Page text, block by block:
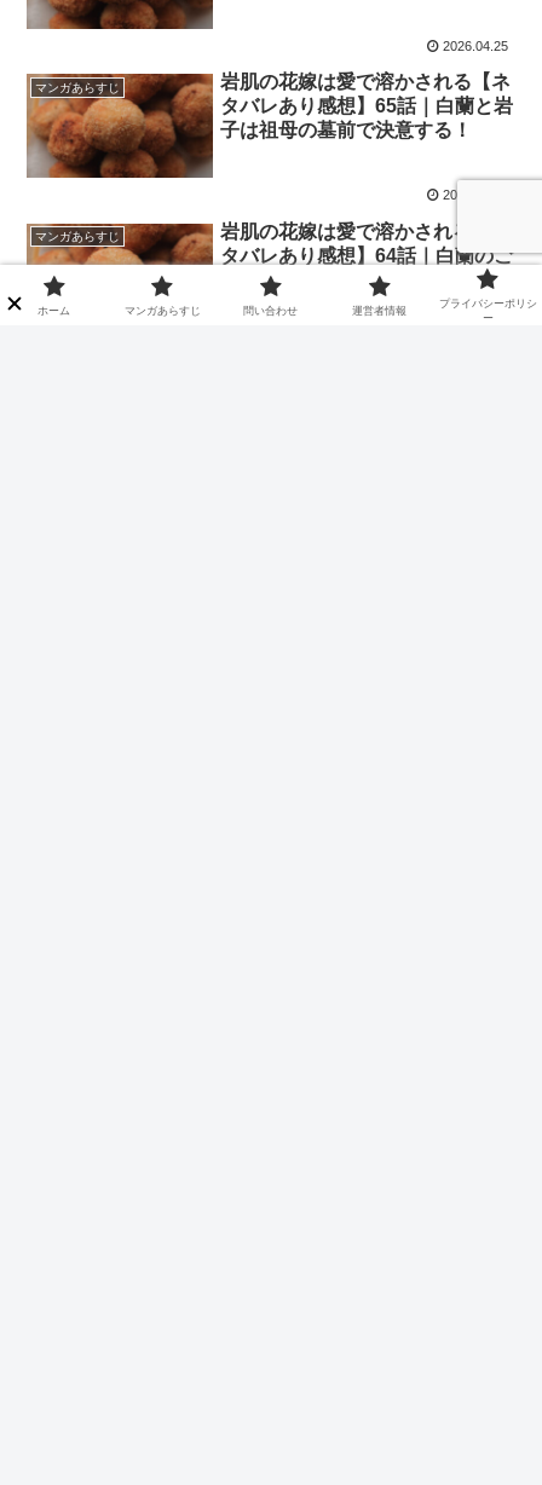
2026.04.25
マンガあらすじ
岩肌の花嫁は愛で溶かされる【ネ
タバレあり感想】65話｜白蘭と岩
子は祖母の墓前で決意する！
2026.04.18
マンガあらすじ
岩肌の花嫁は愛で溶かされる【ネ
タバレあり感想】64話｜白蘭のご
先祖様は村の英雄だった!?
ホーム マンガあらすじ 問い合わせ 運営者情報
プライバシーポリシ
ー